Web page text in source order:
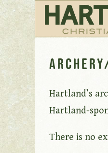
Hartland’s
Hartland-
There is no